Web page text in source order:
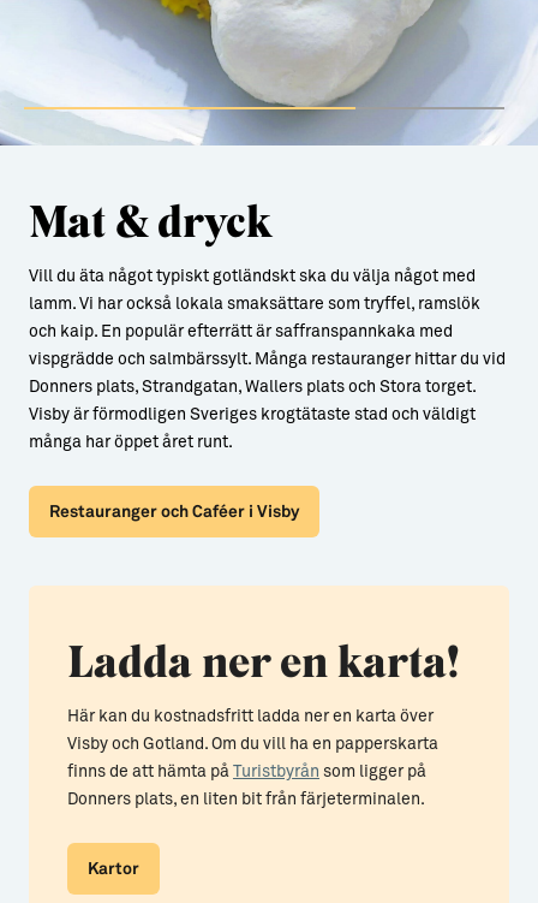
Mat & dryck
Vill du äta något typiskt gotländskt ska du välja något med
lamm. Vi har också lokala smaksättare som tryffel, ramslök
och kaip. En populär efterrätt är saffranspannkaka med
vispgrädde och salmbärssylt. Många restauranger hittar du vid
Donners plats, Strandgatan, Wallers plats och Stora torget.
Visby är förmodligen Sveriges krogtätaste stad och väldigt
många har öppet året runt.
Restauranger och Caféer i Visby
Ladda ner en karta!
Här kan du kostnadsfritt ladda ner en karta över
Visby och Gotland. Om du vill ha en papperskarta
finns de att hämta på Turistbyrån som ligger på
Donners plats, en liten bit från färjeterminalen.
Kartor